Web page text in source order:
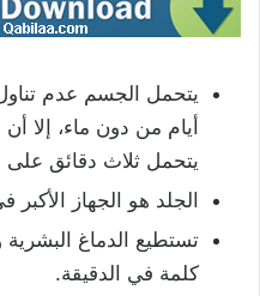
يتحمل الجسم عدم تناول
أيام من دون ماء، إلا
يتحمل ثلاث دقائق على
الجلد هو الجهاز
كلمة في الدقيقة.